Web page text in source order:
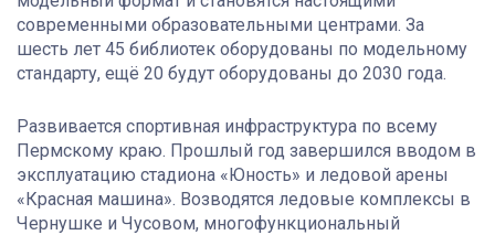
современными образовательными центрами. За
шесть лет 45 библиотек оборудованы по модельному
стандарту, ещё 20 будут оборудованы до 2030 года.
Развивается спортивная инфраструктура по всему
Пермскому краю. Прошлый год завершился вводом в
эксплуатацию стадиона «Юность» и ледовой арены
«Красная машина». Возводятся ледовые комплексы в
Чернушке и Чусовом, многофункциональный